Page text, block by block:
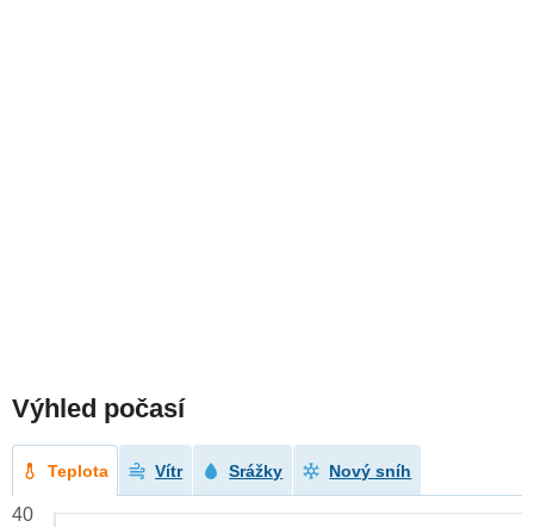
Výhled počasí
Teplota Vítr Srážky Nový sníh
40